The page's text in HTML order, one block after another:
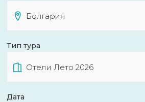
Тип тура
Дата